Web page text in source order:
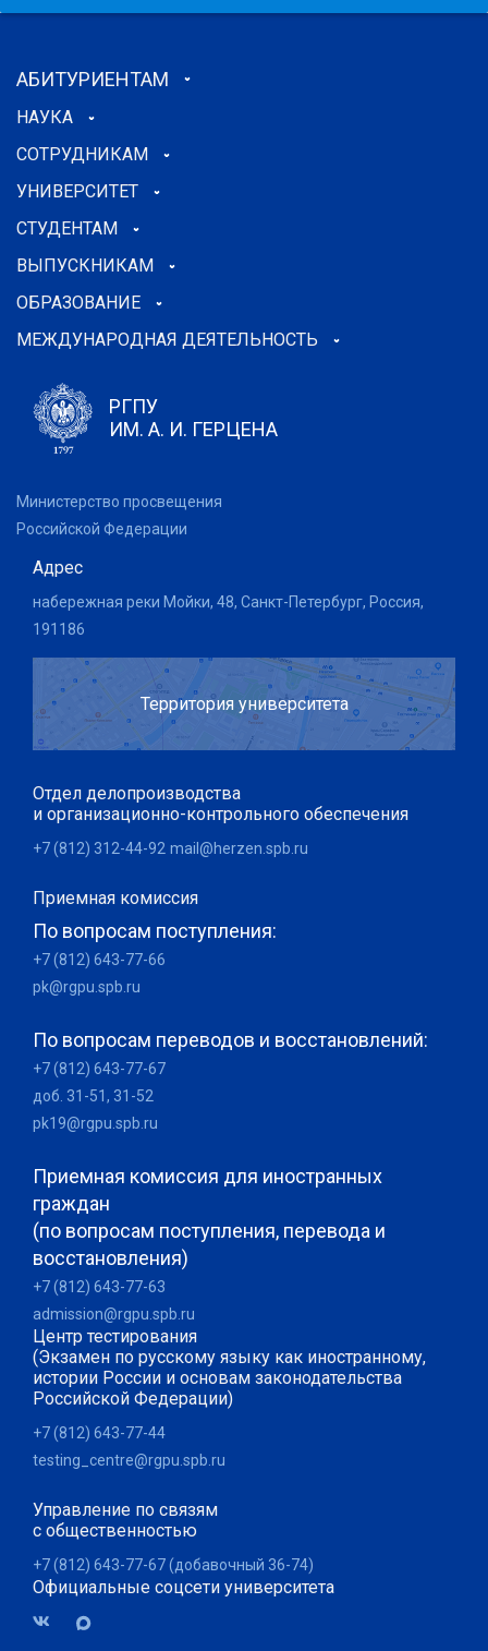
АБИТУРИЕНТАМ
НАУКА
СОТРУДНИКАМ
УНИВЕРСИТЕТ
СТУДЕНТАМ
ВЫПУСКНИКАМ
ОБРАЗОВАНИЕ
МЕЖДУНАРОДНАЯ ДЕЯТЕЛЬНОСТЬ
РГПУ
ИМ. А. И. ГЕРЦЕНА
Министерство просвещения
Российской Федерации
Адрес
набережная реки Мойки, 48, Санкт-Петербург, Россия,
191186
Территория университета
Отдел делопроизводства
и организационно-контрольного обеспечения
+7 (812) 312-44-92 mail@herzen.spb.ru
Приемная комиссия
По вопросам поступления:
+7 (812) 643-77-66
pk@rgpu.spb.ru
По вопросам переводов и восстановлений:
+7 (812) 643-77-67
доб. 31-51, 31-52
pk19@rgpu.spb.ru
Приемная комиссия для иностранных
граждан
(по вопросам поступления, перевода и
восстановления)
+7 (812) 643-77-63
admission@rgpu.spb.ru
Центр тестирования
(Экзамен по русскому языку как иностранному,
истории России и основам законодательства
Российской Федерации)
+7 (812) 643-77-44
testing_centre@rgpu.spb.ru
Управление по связям
с общественностью
+7 (812) 643-77-67 (добавочный 36-74)
Официальные соцсети университета